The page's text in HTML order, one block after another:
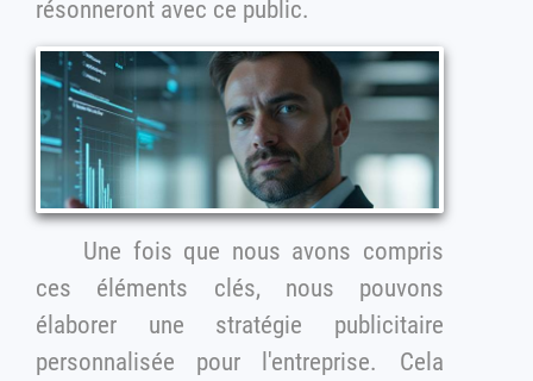
résonneront avec ce public.
Une fois que nous avons compris
ces éléments clés, nous pouvons
élaborer une stratégie publicitaire
personnalisée pour l'entreprise. Cela